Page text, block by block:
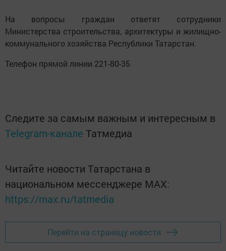
На вопросы граждан ответят сотрудники
Министерства строительства, архитектуры и жилищно-
коммунального хозяйства Республики Татарстан.
Телефон прямой линии 221-80-35
Следите за самым важным и интересным в
Telegram-канале Татмедиа
Читайте новости Татарстана в
национальном мессенджере MАХ:
https://max.ru/tatmedia
Перейти на страницу новости